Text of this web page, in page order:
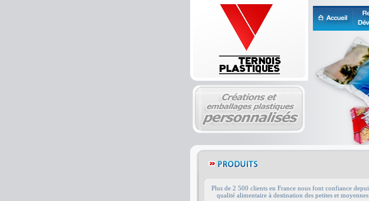
Plus de 2 500 clients en France nous font confiance
qualité alimentaire à destination des petites et